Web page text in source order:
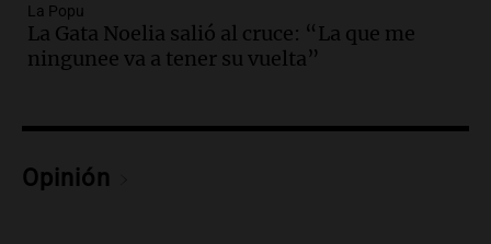
Episodios
Audio.Disminuyen las víctimas fatales
por accidentes de tránsito en el primer
Audio.
La Popu
La Gata Noelia salió al cruce: “La que me
ningunee va a tener su vuelta”
Opinión